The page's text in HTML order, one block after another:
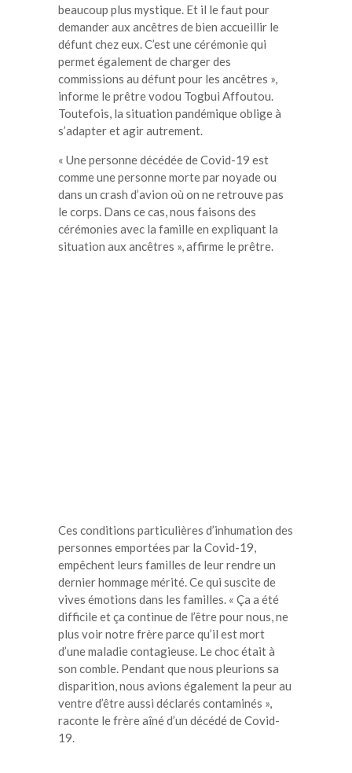
beaucoup plus mystique. Et il le faut pour
demander aux ancêtres de bien accueillir le
défunt chez eux. C’est une cérémonie qui
permet également de charger des
commissions au défunt pour les ancêtres »,
informe le prêtre vodou Togbui Affoutou.
Toutefois, la situation pandémique oblige à
s’adapter et agir autrement.
« Une personne décédée de Covid-19 est
comme une personne morte par noyade ou
dans un crash d’avion où on ne retrouve pas
le corps. Dans ce cas, nous faisons des
cérémonies avec la famille en expliquant la
situation aux ancêtres », affirme le prêtre.
Ces conditions particulières d’inhumation des
personnes emportées par la Covid-19,
empêchent leurs familles de leur rendre un
dernier hommage mérité. Ce qui suscite de
vives émotions dans les familles. « Ça a été
difficile et ça continue de l’être pour nous, ne
plus voir notre frère parce qu’il est mort
d’une maladie contagieuse. Le choc était à
son comble. Pendant que nous pleurions sa
disparition, nous avions également la peur au
ventre d’être aussi déclarés contaminés »,
raconte le frère aîné d’un décédé de Covid-
19.